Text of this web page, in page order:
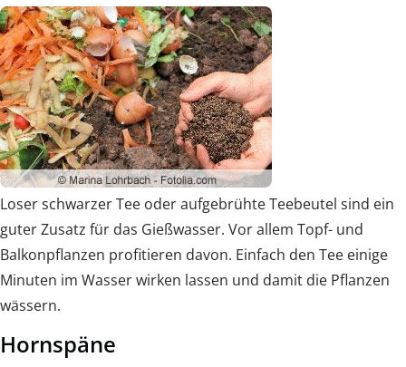
Loser schwarzer Tee oder aufgebrühte Teebeutel sind ein
guter Zusatz für das Gießwasser. Vor allem Topf- und
Balkonpflanzen profitieren davon. Einfach den Tee einige
Minuten im Wasser wirken lassen und damit die Pflanzen
wässern.
Hornspäne